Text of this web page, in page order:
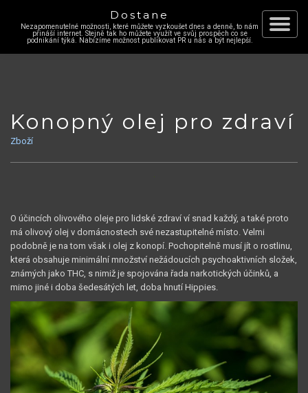
Toggle
Dostane
Nezapomenutelné možnosti, které můžete vyzkoušet dnes a denně, to nám
přináší internet. Stejně tak ho můžete využít ve svůj prospěch co se
podnikání týká. Nabízíme možnost publikovat PR u nás a být nejlepší.
Konopný olej pro zdraví
Zboží
O účincích olivového oleje pro lidské zdraví ví snad každý, a také proto
má olivový olej v domácnostech své nezastupitelné místo. Velmi
podobně je na tom však i olej z konopí. Pochopitelně musí jít o rostlinu,
která obsahuje minimální množství nežádoucích psychoaktivních složek,
známých jako THC, s nimiž je spojována řada narkotických účinků, a
mimo jiné i doba šedesátých let, doba hnutí Hippies.